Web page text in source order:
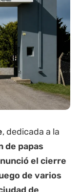
, dedicada a la
de papas
el cierre
de varios